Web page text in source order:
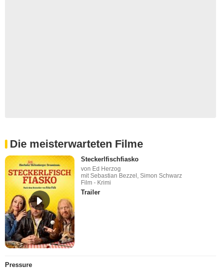
Die meisterwarteten Filme
Steckerlfischfiasko
von Ed Herzog
mit Sebastian Bezzel, Simon Schwarz
Film - Krimi
Trailer
Pressure